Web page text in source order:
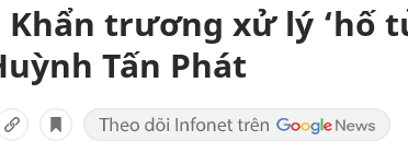
Khẩn trương xử lý ‘hố
Tấn Phát